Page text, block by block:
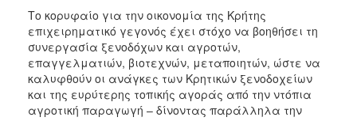
Το κορυφαίο για την οικονομία της Κρήτης
επιχειρηματικό γεγονός έχει στόχο να βοηθήσει τη
συνεργασία ξενοδόχων και αγροτών,
επαγγελματιών, βιοτεχνών, μεταποιητών, ώστε να
καλυφθούν οι ανάγκες των Κρητικών ξενοδοχείων
και της ευρύτερης τοπικής αγοράς από την ντόπια
αγροτική παραγωγή – δίνοντας παράλληλα την